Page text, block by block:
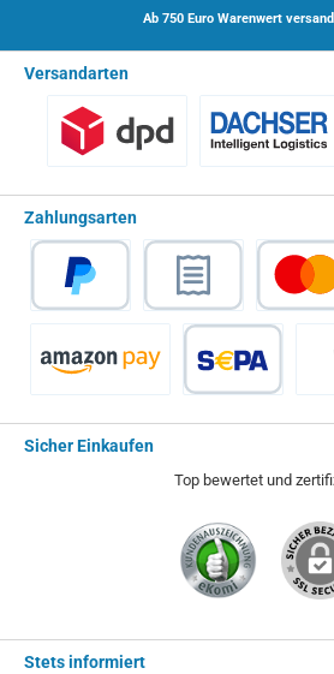
Ab 750 Euro Warenwert
Versandarten
Zahlungsarten
Rechnungskauf
Sicher Einkaufen
Top bewertet und
Stets informiert